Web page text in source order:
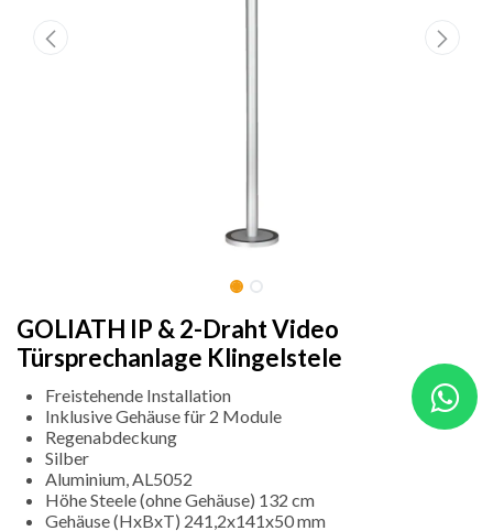
GOLIATH IP & 2-Draht Video
Türsprechanlage Klingelstele
Freistehende Installation
Inklusive Gehäuse für 2 Module
Regenabdeckung
Silber
Aluminium, AL5052
Höhe Steele (ohne Gehäuse) 132 cm
Gehäuse (HxBxT) 241,2x141x50 mm